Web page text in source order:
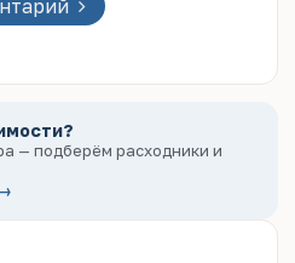
— подберём расходники и